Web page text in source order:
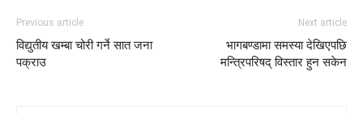
Previous article
विद्युतीय खम्बा चोरी गर्ने सात जना
पक्राउ
Next article
भागबण्डामा समस्या देखिएपछि
मन्त्रिपरिषद् विस्तार हुन सकेन